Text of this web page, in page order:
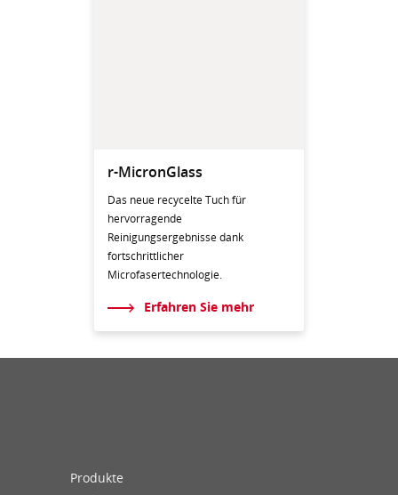
r-MicronGlass
Das neue recycelte Tuch für
hervorragende
Reinigungsergebnisse dank
fortschrittlicher
Microfasertechnologie.
Erfahren Sie mehr
Produkte